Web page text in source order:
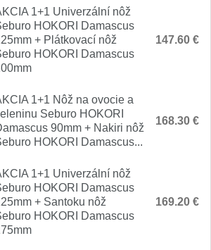
Sharp
9
4
1+1 Univerzální nôž
HOKORI Damascus
+ Plátkovací nôž
HOKORI Damascus
147.60 €
1+1 Nôž na ovocie a
Seburo HOKORI
90mm + Nakiri nôž
HOKORI Damascus...
168.30 €
1+1 Univerzální nôž
HOKORI Damascus
+ Santoku nôž
HOKORI Damascus
169.20 €